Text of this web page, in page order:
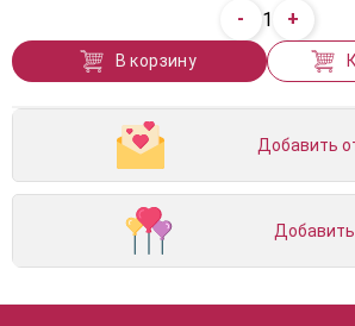
- 1 +
В корзину
Добавить